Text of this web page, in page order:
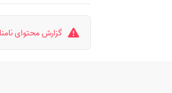
گزارش محتوای